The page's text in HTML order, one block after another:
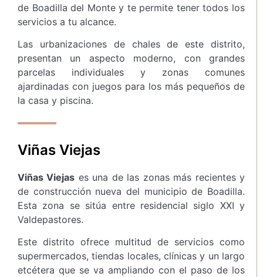
de Boadilla del Monte y te permite tener todos los
servicios a tu alcance.
Las urbanizaciones de chales de este distrito,
presentan un aspecto moderno, con grandes
parcelas individuales y zonas comunes
ajardinadas con juegos para los más pequeños de
la casa y piscina.
Viñas Viejas
Viñas Viejas es una de las zonas más recientes y
de construcción nueva del municipio de Boadilla.
Esta zona se sitúa entre residencial siglo XXI y
Valdepastores.
Este distrito ofrece multitud de servicios como
supermercados, tiendas locales, clínicas y un largo
etcétera que se va ampliando con el paso de los